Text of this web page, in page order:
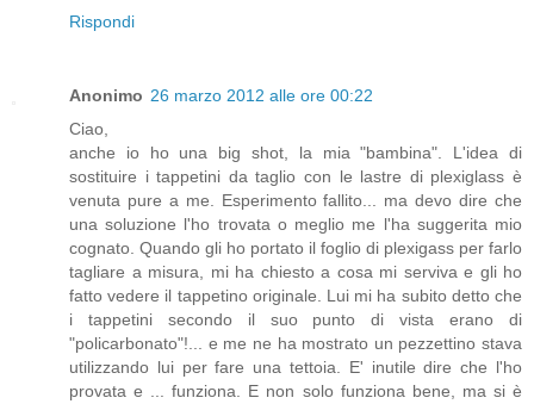
Rispondi
Anonimo 26 marzo 2012 alle ore 00:22
Ciao,
anche io ho una big shot, la mia "bambina". L'idea di
sostituire i tappetini da taglio con le lastre di plexiglass è
venuta pure a me. Esperimento fallito... ma devo dire che
una soluzione l'ho trovata o meglio me l'ha suggerita mio
cognato. Quando gli ho portato il foglio di plexigass per farlo
tagliare a misura, mi ha chiesto a cosa mi serviva e gli ho
fatto vedere il tappetino originale. Lui mi ha subito detto che
i tappetini secondo il suo punto di vista erano di
"policarbonato"!... e me ne ha mostrato un pezzettino stava
utilizzando lui per fare una tettoia. E' inutile dire che l'ho
provata e ... funziona. E non solo funziona bene, ma si è